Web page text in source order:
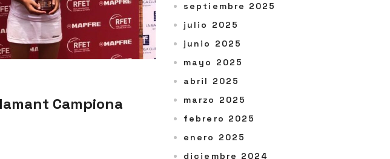
Campiona
septiembre 2025
julio 2025
junio 2025
mayo 2025
abril 2025
marzo 2025
febrero 2025
enero 2025
diciembre 2024